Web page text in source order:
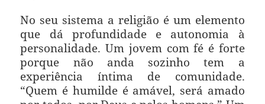
No seu sistema a religião é um elemento
que dá profundidade e autonomia à
personalidade. Um jovem com fé é forte
porque não anda sozinho tem a
experiência íntima de comunidade.
“Quem é humilde é amável, será amado